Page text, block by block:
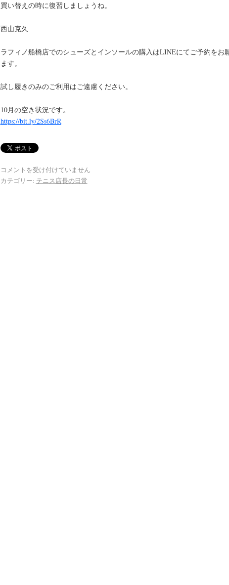
買い替えの時に復習しましょうね。
西山克久
ラフィノ船橋店でのシューズとインソールの購入はLINEにてご予約をお
ます。
試し履きのみのご利用はご遠慮ください。
10月の空き状況です。
https://bit.ly/2Ss6BrR
コメントを受け付けていません
カテゴリー: テニス店長の日常